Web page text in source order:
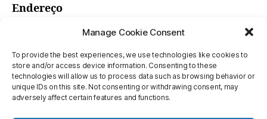
Manage Cookie Consent
To provide the best experiences, we use technologies like cookies to
store and/or access device information. Consenting to these
technologies will allow us to process data such as browsing behavior or
unique IDs on this site. Not consenting or withdrawing consent, may
adversely affect certain features and functions.
Endereço
ULS Barcelos/Esposende
Rua Dr. Abel Varzim
4750-253 Barcelos
Horas
Segunda a sexta: 8:00 – 20:00